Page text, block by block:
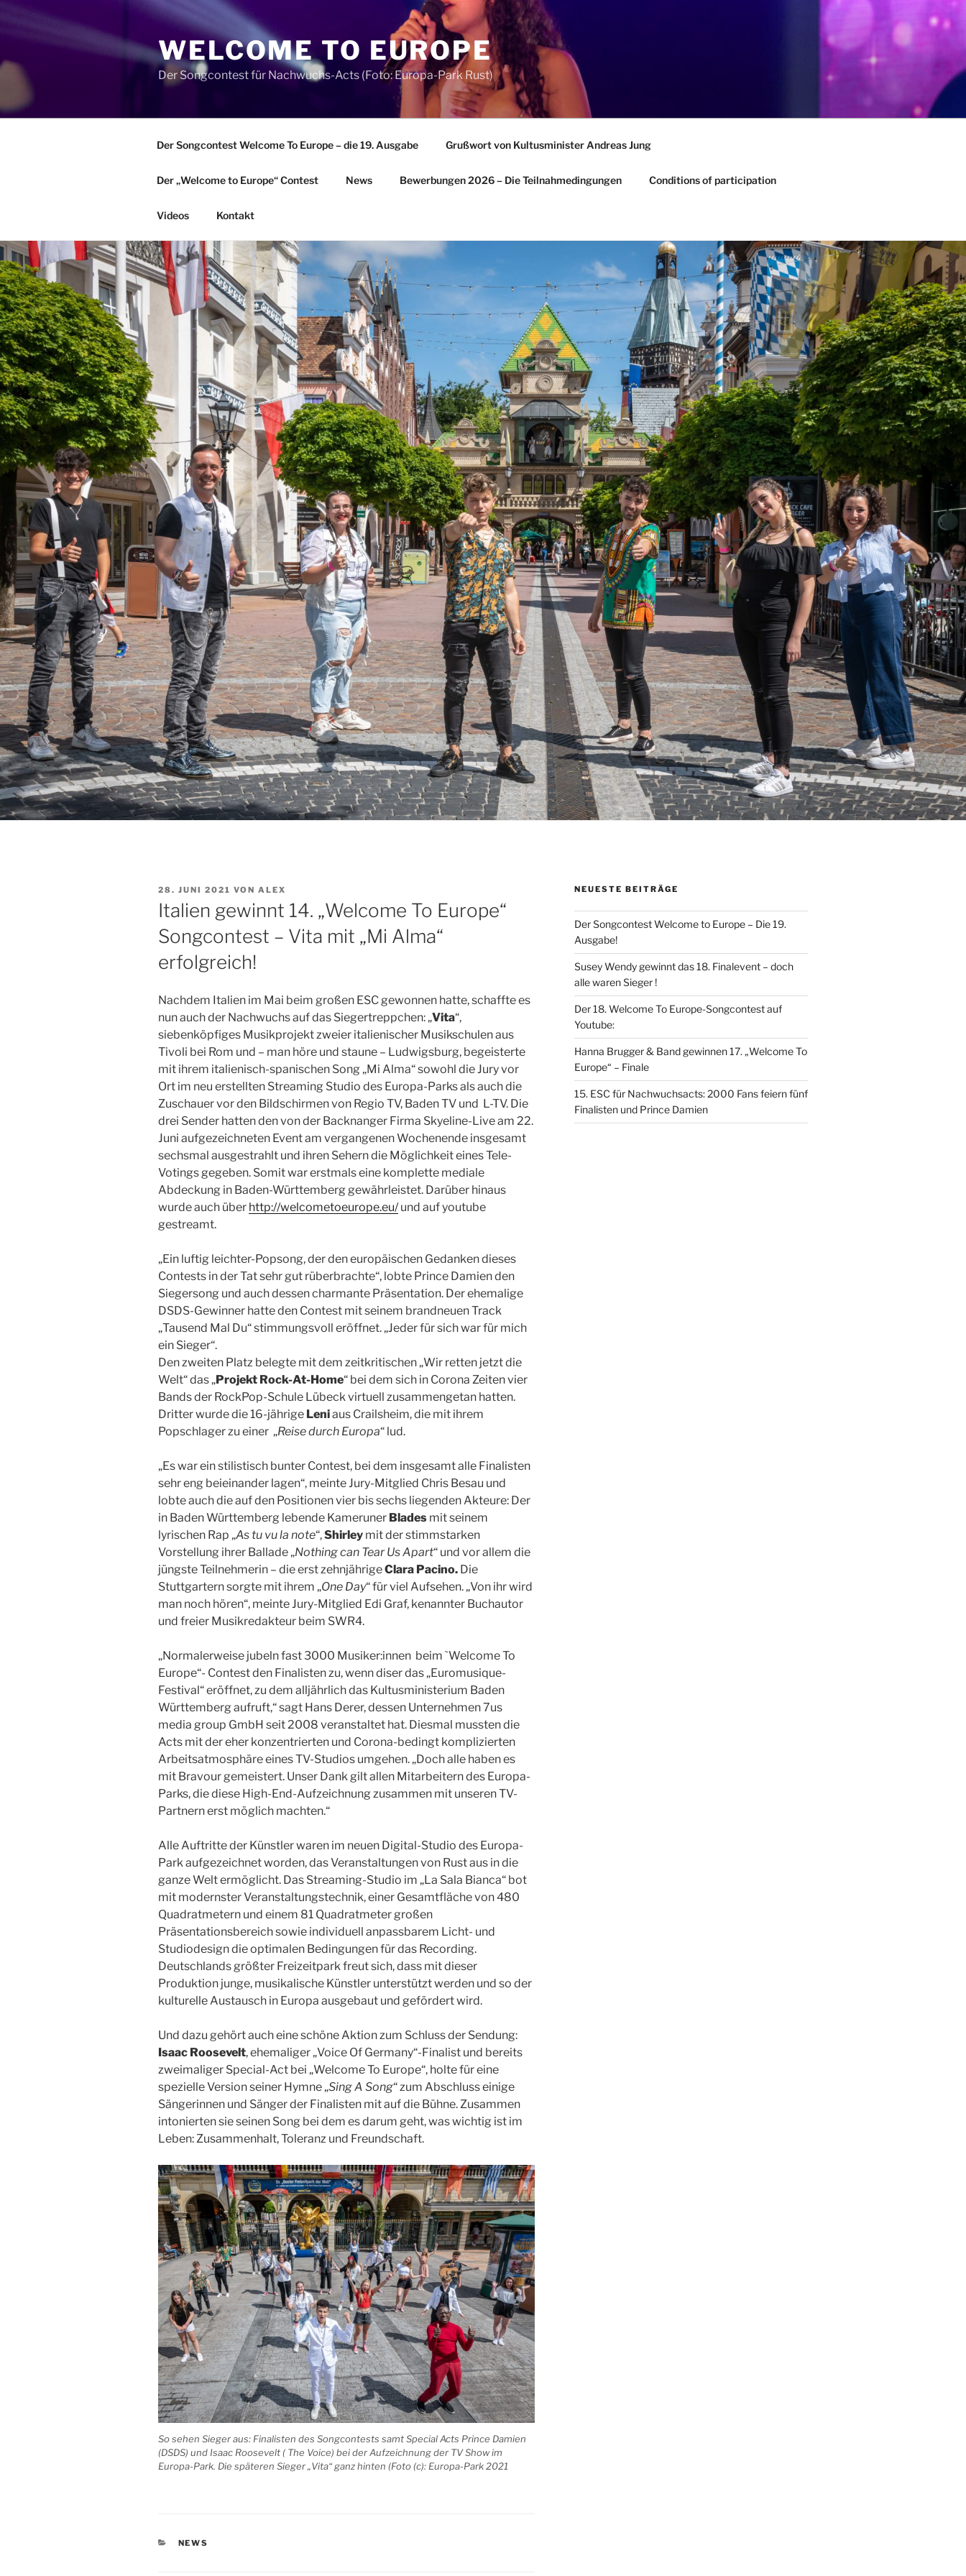
Zum
springen
WELCOME TO EUROPE
Der Songcontest für Nachwuchs-Acts (Foto: Europa-Park Rust)
Der Songcontest Welcome To Europe – die 19. Ausgabe Grußwort von Kultusminister Andreas Jung
Der „Welcome to Europe“ Contest News Bewerbungen 2026 – Die Teilnahmedingungen Conditions of participation
Videos Kontakt
VERÖFFENTLICHT
AM
28. JUNI 2021 VON ALEX
Italien gewinnt 14. „Welcome To Europe“
Songcontest – Vita mit „Mi Alma“
erfolgreich!
Nachdem Italien im Mai beim großen ESC gewonnen hatte, schaffte es
nun auch der Nachwuchs auf das Siegertreppchen: „Vita“,
siebenköpfiges Musikprojekt zweier italienischer Musikschulen aus
Tivoli bei Rom und – man höre und staune – Ludwigsburg, begeisterte
mit ihrem italienisch-spanischen Song „Mi Alma“ sowohl die Jury vor
Ort im neu erstellten Streaming Studio des Europa-Parks als auch die
Zuschauer vor den Bildschirmen von Regio TV, Baden TV und L-TV. Die
drei Sender hatten den von der Backnanger Firma Skyeline-Live am 22.
Juni aufgezeichneten Event am vergangenen Wochenende insgesamt
sechsmal ausgestrahlt und ihren Sehern die Möglichkeit eines Tele-
Votings gegeben. Somit war erstmals eine komplette mediale
Abdeckung in Baden-Württemberg gewährleistet. Darüber hinaus
wurde auch über http://welcometoeurope.eu/und auf youtube
gestreamt.
„Ein luftig leichter-Popsong, der den europäischen Gedanken dieses
Contests in der Tat sehr gut rüberbrachte“, lobte Prince Damien den
Siegersong und auch dessen charmante Präsentation. Der ehemalige
DSDS-Gewinner hatte den Contest mit seinem brandneuen Track
„Tausend Mal Du“ stimmungsvoll eröffnet. „Jeder für sich war für mich
ein Sieger“.
Den zweiten Platz belegte mit dem zeitkritischen „Wir retten jetzt die
Welt“ das „Projekt Rock-At-Home“ bei dem sich in Corona Zeiten vier
Bands der RockPop-Schule Lübeck virtuell zusammengetan hatten.
Dritter wurde die 16-jährige Leniaus Crailsheim, die mit ihrem
Popschlager zu einer „Reise durch Europa“ lud.
„Es war ein stilistisch bunter Contest, bei dem insgesamt alle Finalisten
sehr eng beieinander lagen“, meinte Jury-Mitglied Chris Besau und
lobte auch die auf den Positionen vier bis sechs liegenden Akteure: Der
in Baden Württemberg lebende Kameruner Blades mit seinem
lyrischen Rap „As tu vu la note“,Shirley mit der stimmstarken
Vorstellung ihrer Ballade „Nothing can Tear Us Apart“ und vor allem die
jüngste Teilnehmerin – die erst zehnjährigeClara Pacino. Die
Stuttgartern sorgte mit ihrem „One Day“ für viel Aufsehen. „Von ihr wird
man noch hören“, meinte Jury-Mitglied Edi Graf, kenannter Buchautor
und freier Musikredakteur beim SWR4.
„Normalerweise jubeln fast 3000 Musiker:innen beim `Welcome To
Europe“- Contest den Finalisten zu, wenn diser das „Euromusique-
Festival“ eröffnet, zu dem alljährlich das Kultusministerium Baden
Württemberg aufruft,“ sagt Hans Derer, dessen Unternehmen 7us
media group GmbH seit 2008 veranstaltet hat. Diesmal mussten die
Acts mit der eher konzentrierten und Corona-bedingt komplizierten
Arbeitsatmosphäre eines TV-Studios umgehen. „Doch alle haben es
mit Bravour gemeistert. Unser Dank gilt allen Mitarbeitern des Europa-
Parks, die diese High-End-Aufzeichnung zusammen mit unseren TV-
Partnern erst möglich machten.“
Alle Auftritte der Künstler waren im neuen Digital-Studio des Europa-
Park aufgezeichnet worden, das Veranstaltungen von Rust aus in die
ganze Welt ermöglicht. Das Streaming-Studio im „La Sala Bianca“ bot
mit modernster Veranstaltungstechnik, einer Gesamtfläche von 480
Quadratmetern und einem 81 Quadratmeter großen
Präsentationsbereich sowie individuell anpassbarem Licht- und
Studiodesign die optimalen Bedingungen für das Recording.
Deutschlands größter Freizeitpark freut sich, dass mit dieser
Produktion junge, musikalische Künstler unterstützt werden und so der
kulturelle Austausch in Europa ausgebaut und gefördert wird.
Und dazu gehört auch eine schöne Aktion zum Schluss der Sendung:
Isaac Roosevelt, ehemaliger „Voice Of Germany“-Finalist und bereits
zweimaliger Special-Act bei „Welcome To Europe“, holte für eine
spezielle Version seiner Hymne „Sing A Song“ zum Abschluss einige
Sängerinnen und Sänger der Finalisten mit auf die Bühne. Zusammen
intonierten sie seinen Song bei dem es darum geht, was wichtig ist im
Leben: Zusammenhalt, Toleranz und Freundschaft.
So sehen Sieger aus: Finalisten des Songcontests samt Special Acts Prince Damien
(DSDS) und Isaac Roosevelt ( The Voice) bei der Aufzeichnung der TV Show im
Europa-Park. Die späteren Sieger „Vita“ ganz hinten (Foto (c): Europa-Park 2021
KATEGORIEN
NEWS
NEUESTE BEITRÄGE
Der Songcontest Welcome to Europe – Die 19.
Ausgabe!
Susey Wendy gewinnt das 18. Finalevent – doch
alle waren Sieger !
Der 18. Welcome To Europe-Songcontest auf
Youtube:
Hanna Brugger & Band gewinnen 17. „Welcome To
Europe“ – Finale
15. ESC für Nachwuchsacts: 2000 Fans feiern fünf
Finalisten und Prince Damien